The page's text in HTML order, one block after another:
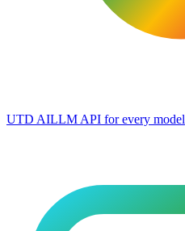
UTD AILLM API for every model